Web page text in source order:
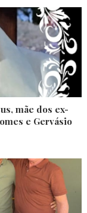
mãe dos ex-
e Gervásio